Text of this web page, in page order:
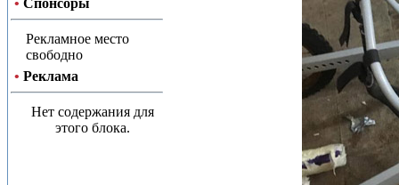
• Спонсоры
Рекламное место
свободно
• Реклама
Нет содержания для
этого блока.